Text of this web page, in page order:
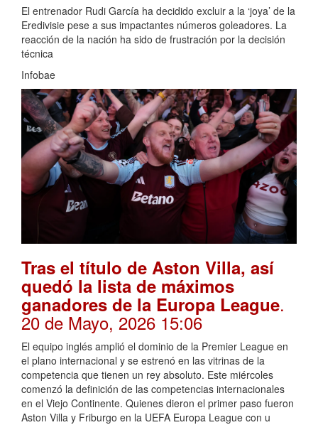
El entrenador Rudi García ha decidido excluir a la ‘joya’ de la
Eredivisie pese a sus impactantes números goleadores. La
reacción de la nación ha sido de frustración por la decisión
técnica
Infobae
Tras el título de Aston Villa, así
quedó la lista de máximos
ganadores de la Europa League.
20 de Mayo, 2026 15:06
El equipo inglés amplió el dominio de la Premier League en
el plano internacional y se estrenó en las vitrinas de la
competencia que tienen un rey absoluto. Este miércoles
comenzó la definición de las competencias internacionales
en el Viejo Continente. Quienes dieron el primer paso fueron
Aston Villa y Friburgo en la UEFA Europa League con u